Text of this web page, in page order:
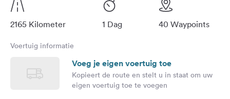
2165 Kilometer 1 Dag 40 Waypoints
Voertuig informatie
Voeg je eigen voertuig toe
Kopieert de route en stelt u in staat om uw
eigen voertuig toe te voegen